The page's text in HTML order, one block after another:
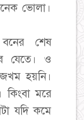
ভোলা।
শেষ
যেতে। ও
হয়নি।
মরে
যদি কমে